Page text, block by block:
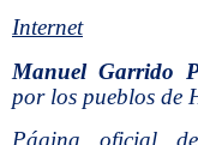
Internet
Manuel Garrido
por los pueblos de